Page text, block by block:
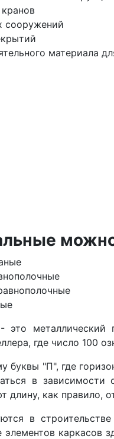
сооружений
материала
металлический
где число 100
буквы "П", где
в зависимости
длину, как правило,
в
элементов каркасов